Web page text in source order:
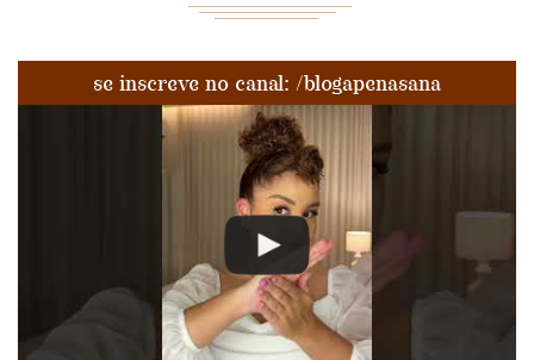
se inscreve no canal: /blogapenasana